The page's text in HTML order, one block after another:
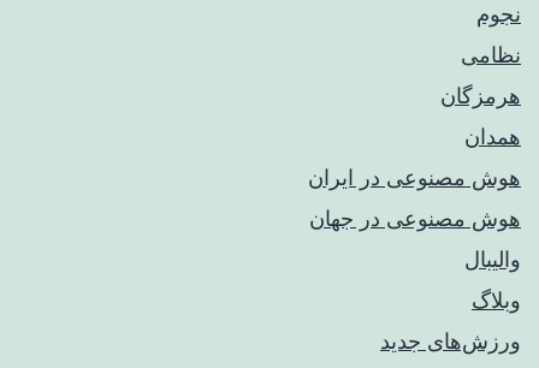
نجوم
نظامی
هرمزگان
همدان
هوش مصنوعی در ایران
هوش مصنوعی در جهان
والیبال
وبلاگ
ورزش‌های جدید